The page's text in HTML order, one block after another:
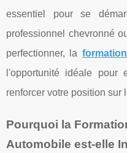
essentiel pour se
professionnel chevronné
perfectionner, la
l'opportunité idéale pour
renforcer votre position sur
Pourquoi la
Automobile est-elle